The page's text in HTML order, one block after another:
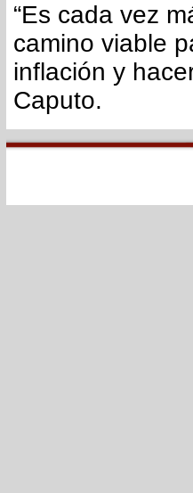
“Es cada vez
camino viable
inflación y
Caputo.